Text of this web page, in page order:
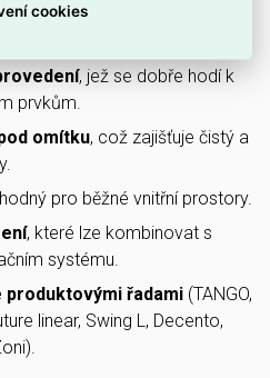
s kabelem
, jež se dobře hodí k
prvkům.
omítku, což zajišťuje čistý a
pro běžné vnitřní prostory.
, které lze kombinovat s
systému.
produktovými řadami (TANGO,
linear, Swing L, Decento,
cookies